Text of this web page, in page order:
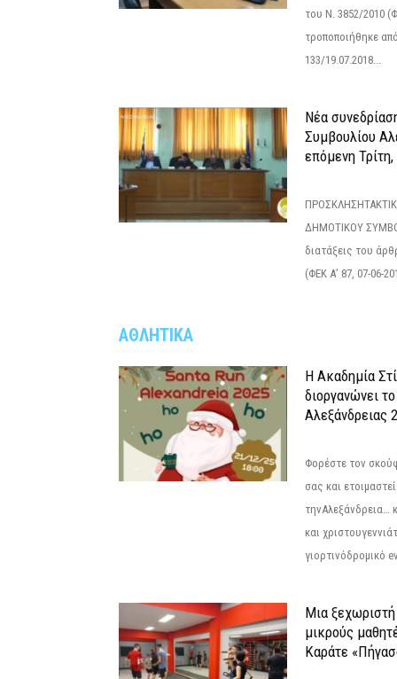
του Ν. 3852/2010
τροποποιήθηκε
133/19.07.2018...
Νέα
Συμβουλίου
επόμενη
ΔΗΜΟΤΙΚΟΥ
διατάξεις του
(ΦΕΚ Α’ 87, 07-06-
ΑΘΛΗΤΙΚΑ
Η Ακαδημία
διοργανώνει
Αλεξάνδρειας
Φορέστε τον
σας και
τηνΑλεξάνδρεια…
και
γιορτινόδρομικό
Μια ξεχωριστή
μικρούς
Καράτε